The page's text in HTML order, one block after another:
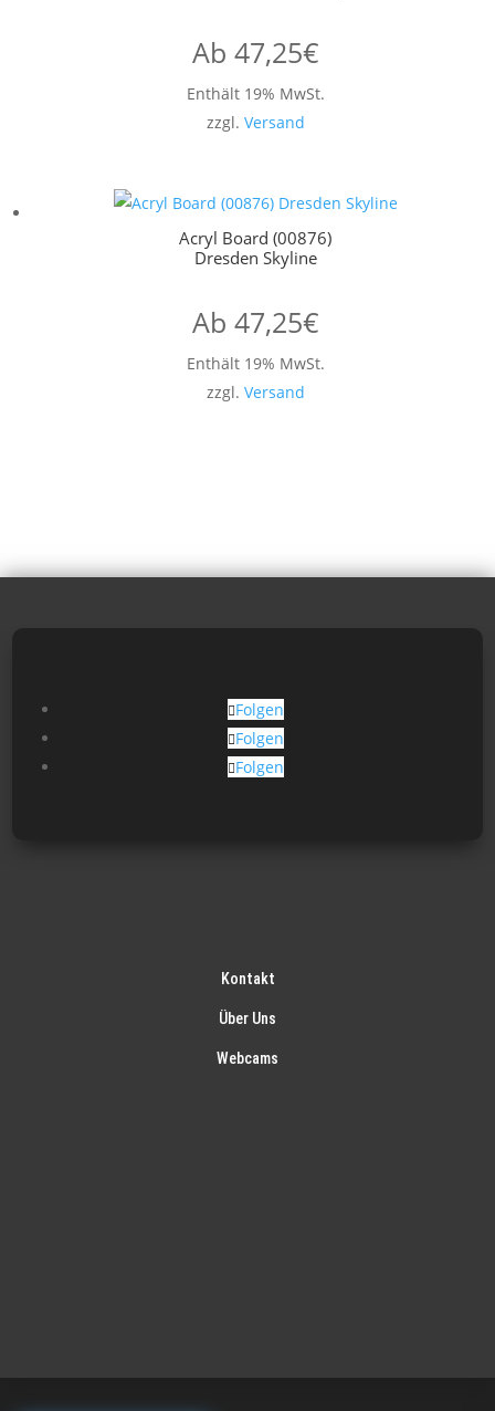
Ab 47,25€
Enthält 19% MwSt.
zzgl. Versand
Acryl Board (00876)
Dresden Skyline
Ab 47,25€
Enthält 19% MwSt.
zzgl. Versand
Folgen
Folgen
Folgen
Kontakt
Über Uns
Webcams